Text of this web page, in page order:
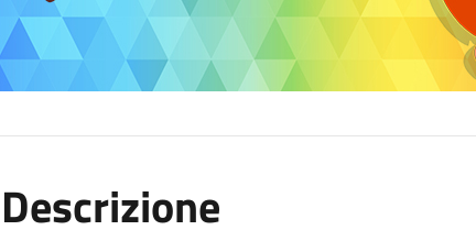
Descrizione